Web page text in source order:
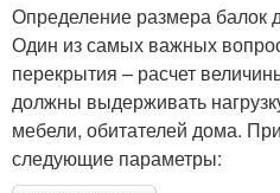
Определение размера балок
Один из самых важных
перекрытия – расчет
должны выдерживать
мебели, обитателей дома.
следующие параметры: